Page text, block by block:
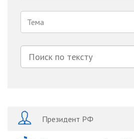
Тема
Президент РФ